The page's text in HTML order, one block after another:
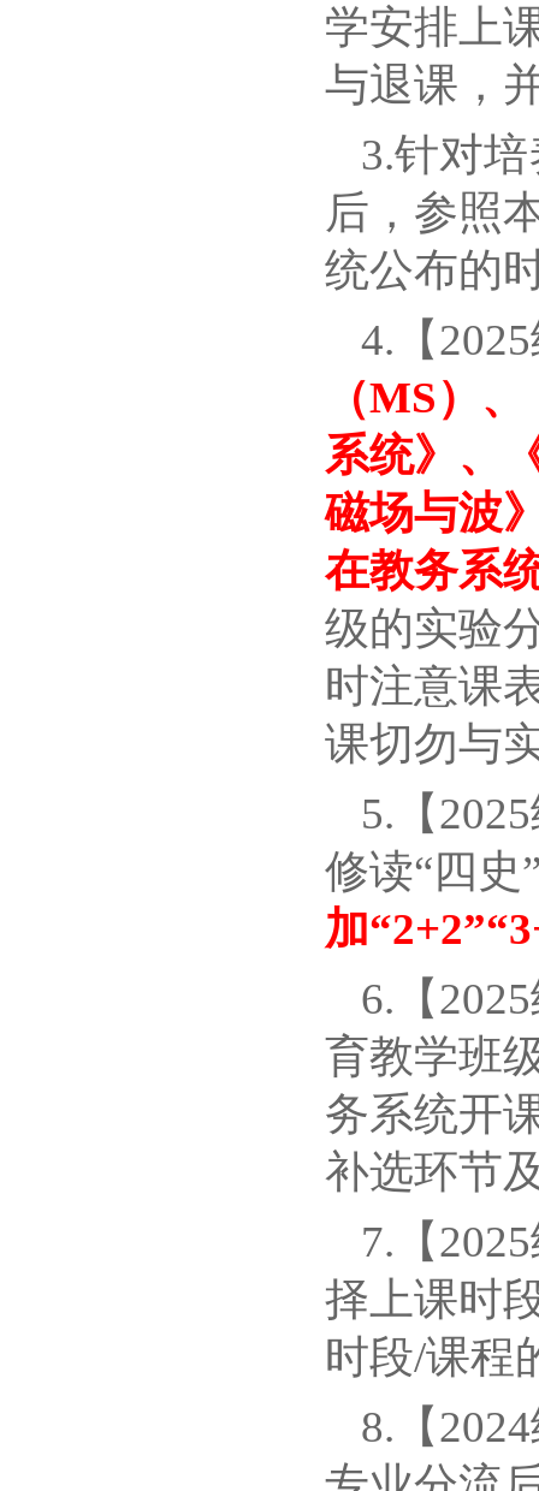
学安排上
与退课，
3.针对
后，参照
统公布的
4.【
（MS）
系统》、
磁场与波
在教务系
级的实验
时注意课
课切勿与
5.【
修读“四史
加
6.【
育教学班
务系统开
补选环节
7.【
择上课时
时段/课程
8.【